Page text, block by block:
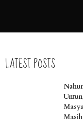
LATEST POSTS